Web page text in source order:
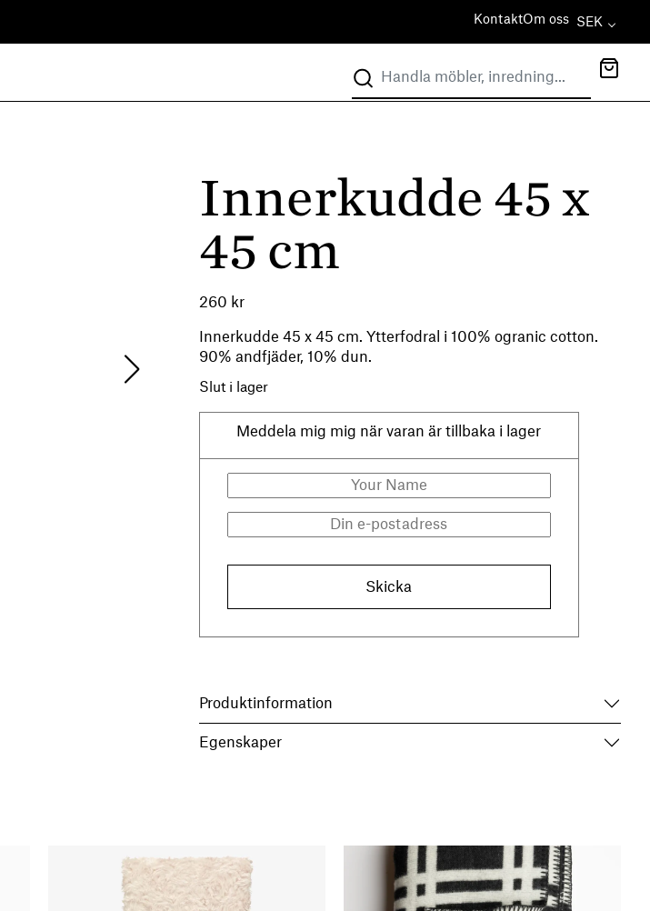
KontaktOm oss SEK
Innerkudde 45 x
45 cm
260 kr
Innerkudde 45 x 45 cm. Ytterfodral i 100% ogranic cotton.
90% andfjäder, 10% dun.
Slut i lager
Meddela mig mig när varan är tillbaka i lager
Skicka
Produktinformation
Egenskaper